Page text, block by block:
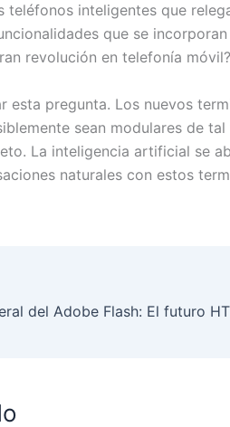
teléfonos inteligentes que
que se
revolución en telefonía
esta pregunta. Los nuevos
sean modulares de
La inteligencia artificial se
naturales con estos
del Adobe Flash: El futuro